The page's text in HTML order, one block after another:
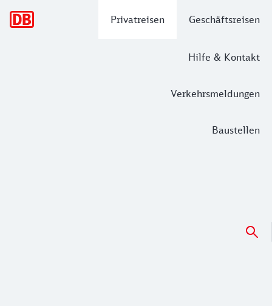
Privatreisen Geschäftsreisen
Hilfe & Kontakt
Verkehrsmeldungen
Baustellen